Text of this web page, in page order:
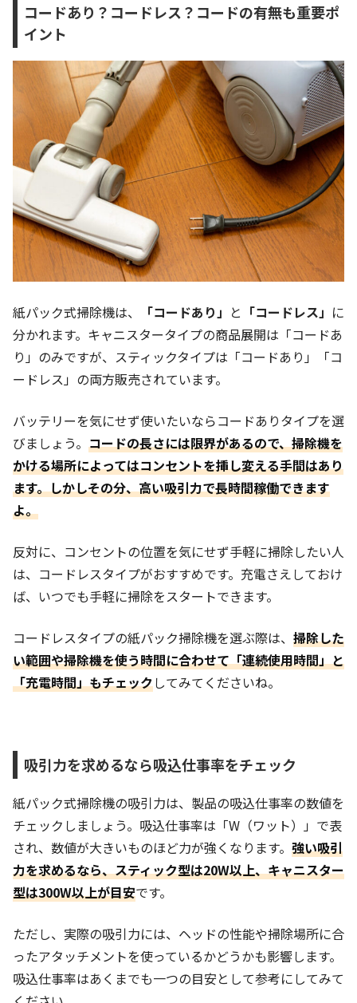
コードあり？コードレス？コードの有無も重要ポ
イント
紙パック式掃除機は、 「コードあり」 と 「コードレス」 に
分かれます。キャニスタータイプの商品展開は「コードあ
り」のみですが、スティックタイプは「コードあり」「コ
ードレス」の両方販売されています。
バッテリーを気にせず使いたいならコードありタイプを選
びましょう。 コードの長さには限界があるので、掃除機を
かける場所によってはコンセントを挿し変える手間はあり
ます。しかしその分、高い吸引力で長時間稼働できます
よ。
反対に、コンセントの位置を気にせず手軽に掃除したい人
は、コードレスタイプがおすすめです。充電さえしておけ
ば、いつでも手軽に掃除をスタートできます。
コードレスタイプの紙パック掃除機を選ぶ際は、 掃除した
い範囲や掃除機を使う時間に合わせて「連続使用時間」と
「充電時間」もチェックしてみてくださいね。
吸引力を求めるなら吸込仕事率をチェック
紙パック式掃除機の吸引力は、製品の吸込仕事率の数値を
チェックしましょう。吸込仕事率は「W（ワット）」で表
され、数値が大きいものほど力が強くなります。 強い吸引
力を求めるなら、スティック型は20W以上、キャニスター
型は300W以上が目安です。
ただし、実際の吸引力には、ヘッドの性能や掃除場所に合
ったアタッチメントを使っているかどうかも影響します。
吸込仕事率はあくまでも一つの目安として参考にしてみて